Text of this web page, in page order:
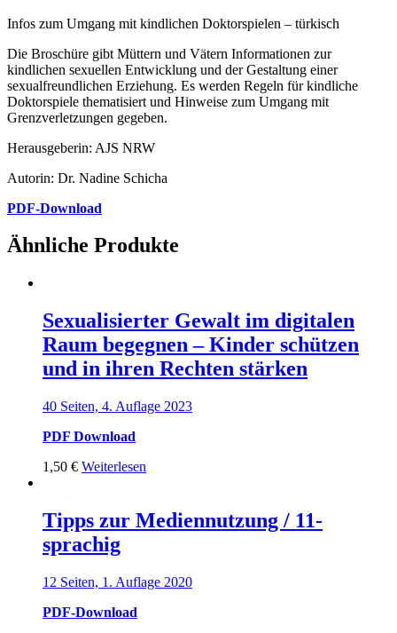
Infos zum Umgang mit kindlichen Doktorspielen – türkisch
Die Broschüre gibt Müttern und Vätern Informationen zur
kindlichen sexuellen Entwicklung und der Gestaltung einer
sexualfreundlichen Erziehung. Es werden Regeln für kindliche
Doktorspiele thematisiert und Hinweise zum Umgang mit
Grenzverletzungen gegeben.
Herausgeberin: AJS NRW
Autorin: Dr. Nadine Schicha
PDF-Download
Ähnliche Produkte
Sexualisierter Gewalt im digitalen
Raum begegnen – Kinder schützen
und in ihren Rechten stärken
40 Seiten, 4. Auflage 2023
PDF Download
1,50 € Weiterlesen
Tipps zur Mediennutzung / 11-
sprachig
12 Seiten, 1. Auflage 2020
PDF-Download